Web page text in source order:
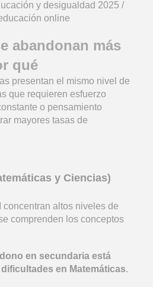
y desigualdad 2025 /
online
abandonan más
qué
presentan el mismo nivel de
que requieren esfuerzo
o pensamiento
mayores tasas de
y Ciencias)
concentran altos niveles de
comprenden los conceptos
en secundaria está
en Matemáticas.